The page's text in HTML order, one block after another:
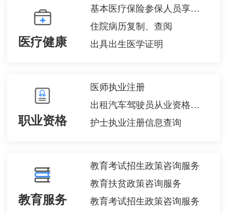
医疗健康
基本医疗保险参保人员享受门诊慢特病病种待遇认定
住院病历复制、查阅
出具出生医学证明
职业资格
医师执业注册
出租汽车驾驶员从业资格注册
护士执业注册信息查询
教育服务
教育考试招生政策咨询服务
教育扶贫政策咨询服务
教育考试招生政策咨询服务